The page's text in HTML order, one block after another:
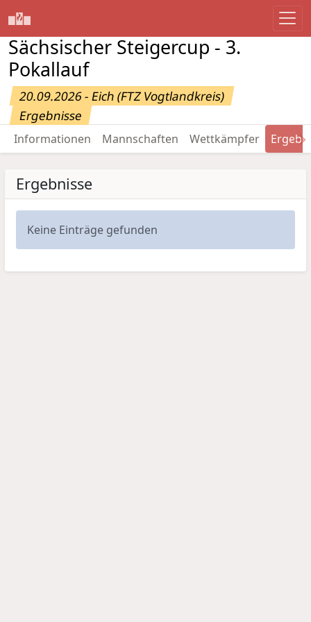
Sächsischer Steigercup - 3.
Pokallauf
20.09.2026 - Eich (FTZ Vogtlandkreis)
Ergebnisse
Informationen Mannschaften Wettkämpfer →
Ergebnisse
Keine Einträge gefunden